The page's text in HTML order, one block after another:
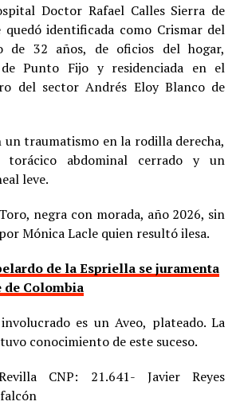
Doctor Rafael Calles Sierra de
identificada como Crismar del
de 32 años, de oficios del hogar,
Punto Fijo y residenciada en el
del sector Andrés Eloy Blanco de
un traumatismo en la rodilla derecha,
torácico abdominal cerrado y un
leve.
negra con morada, año 2026, sin
Mónica Lacle quien resultó ilesa.
de la Espriella se juramenta
de Colombia
es un Aveo, plateado. La
conocimiento de este suceso.
CNP: 21.641- Javier Reyes